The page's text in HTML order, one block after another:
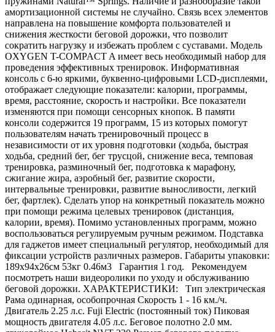
амортизационной системы не случайно. Связь всех элементов
направлена на повышение комфорта пользователей и
снижения жесткости беговой дорожки, что позволит
сократить нагрузку и избежать проблем с суставами. Модель
OXYGEN T-COMPACT A имеет весь необходимый набор для
проведения эффективных тренировок. Информативная
консоль с 6-ю яркими, буквенно-цифровыми LCD-дисплеями,
отображает следующие показатели: калории, программы,
время, расстояние, скорость и настройки. Все показатели
изменяются при помощи сенсорных кнопок. В памяти
консоли содержится 19 программ, 15 из которых помогут
пользователям начать тренировочный процесс в
независимости от их уровня подготовки (ходьба, быстрая
ходьба, средний бег, бег трусцой, снижение веса, темповая
тренировка, разминочный бег, подготовка к марафону,
сжигание жира, аэробный бег, развитие скорости,
интервальные тренировки, развитие выносливости, легкий
бег, фартлек). Сделать упор на конкретный показатель можно
при помощи режима целевых тренировок (дистанция,
калории, время). Помимо установленных программ, можно
воспользоваться регулируемым ручным режимом. Подставка
для гаджетов имеет специальный регулятор, необходимый для
фиксации устройств различных размеров. Габариты упаковки:
189х94х26см 53кг 0.46м3 Гарантия 1 год. Рекомендуем
посмотреть наши видеоролики по уходу и обслуживанию
беговой дорожки. ХАРАКТЕРИСТИКИ: Тип электрическая
Рама одинарная, особопрочная Скорость 1 - 16 км./ч.
Двигатель 2.25 л.с. Fuji Electric (постоянный ток) Пиковая
мощность двигателя 4.05 л.с. Беговое полотно 2.0 мм.